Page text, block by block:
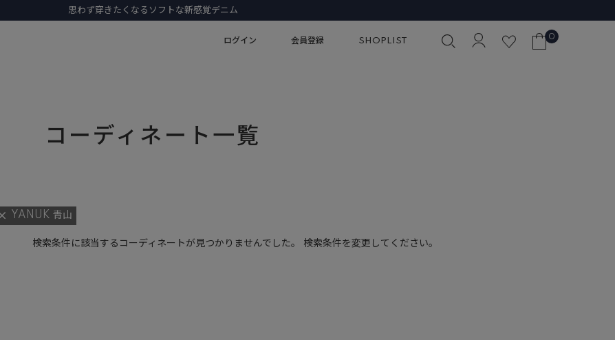
思わず穿きたくなるソフトな新感覚デニム
ログイン 会員登録 SHOPLIST 0
コーディネート一覧
YANUK 青山
検索条件に該当するコーディネートが見つかりませんでした。 検索条件を変更してください。